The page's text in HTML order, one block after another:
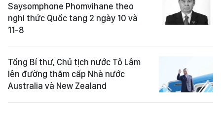
Saysomphone Phomvihane theo
nghi thức Quốc tang 2 ngày 10 và
11-8
Tổng Bí thư, Chủ tịch nước Tô Lâm
lên đường thăm cấp Nhà nước
Australia và New Zealand